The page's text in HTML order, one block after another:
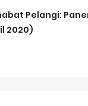
Pelangi:
2020)